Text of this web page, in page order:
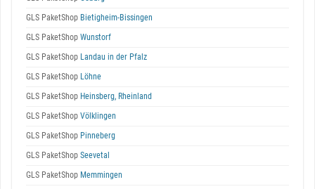
GLS PaketShop Bietigheim-Bissingen
GLS PaketShop Wunstorf
GLS PaketShop Landau in der Pfalz
GLS PaketShop Löhne
GLS PaketShop Heinsberg, Rheinland
GLS PaketShop Völklingen
GLS PaketShop Pinneberg
GLS PaketShop Seevetal
GLS PaketShop Memmingen